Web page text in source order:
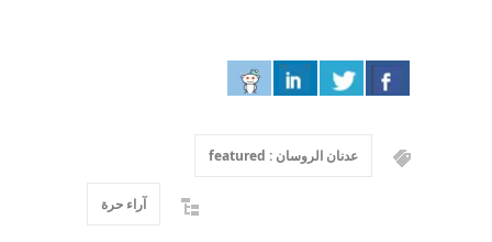
عدنان الروسان : featured
آراء حرة